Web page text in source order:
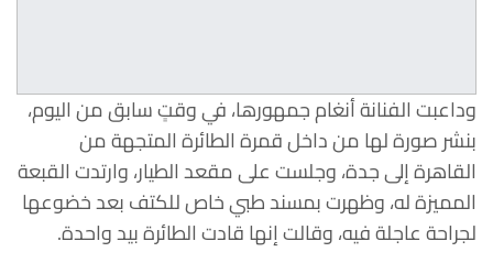
وداعبت الفنانة أنغام جمهورها، في وقتٍ سابق من اليوم،
بنشر صورة لها من داخل قمرة الطائرة المتجهة من
القاهرة إلى جدة، وجلست على مقعد الطيار، وارتدت القبعة
المميزة له، وظهرت بمسند طبي خاص للكتف بعد خضوعها
لجراحة عاجلة فيه، وقالت إنها قادت الطائرة بيد واحدة.